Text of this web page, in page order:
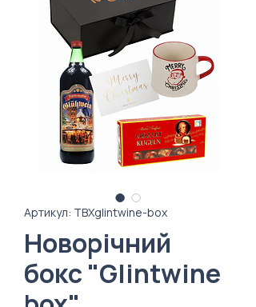
Артикул: TBXglintwine-box
Новорічний
бокс "Glintwine